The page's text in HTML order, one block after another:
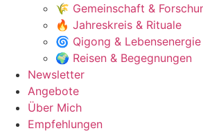
🌾 Gemeinschaft &
🔥 Jahreskreis & Rituale
🌀 Qigong & Lebensenergie
🌍 Reisen & Begegnungen
Newsletter
Angebote
Über Mich
Empfehlungen